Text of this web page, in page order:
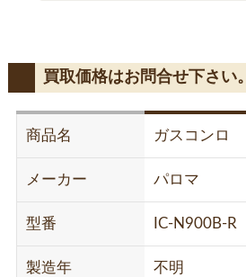
買取価格はお問合せ下さい。
商品名 ガスコンロ
メーカー パロマ
型番 IC-N900B-R
製造年 不明